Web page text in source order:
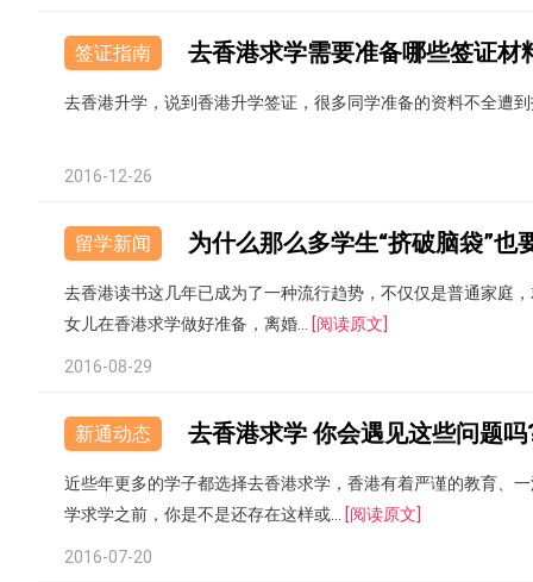
签证指南 去香港求学需要准备哪些签证材
去香港升学，说到香港升学签证，很多同学准备的资料不全遭
2016-12-26
留学新闻 为什么那么多学生“挤破脑袋”也
去香港读书这几年已成为了一种流行趋势，不仅仅是普通家庭
女儿在香港求学做好准备，离婚...
[阅读原文]
2016-08-29
新通动态 去香港求学 你会遇见这些问题吗
近些年更多的学子都选择去香港求学，香港有着严谨的教育、
学求学之前，你是不是还存在这样或...
[阅读原文]
2016-07-20